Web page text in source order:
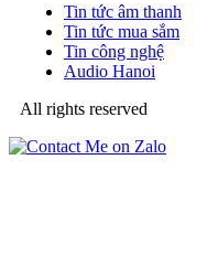
Tin tức âm thanh
Tin tức mua sắm
Tin công nghệ
Audio Hanoi
All rights reserved